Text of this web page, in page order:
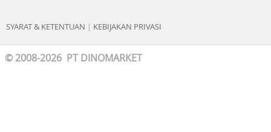
SYARAT & KETENTUAN | KEBIJAKAN PRIVASI
© 2008-2026 PT DINOMARKET